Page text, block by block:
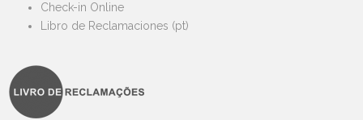
Check-in Online
Libro de Reclamaciones (pt)